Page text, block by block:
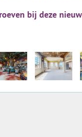
bij deze